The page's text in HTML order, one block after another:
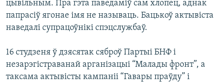
цывільным. Пра гэта паведаміў сам хлопец, аднак
папрасіў ягонае імя не называць. Бацькоў актывіста
наведалі супрацоўнікі спэцслужбаў.
16 студзеня ў дзясятак сяброў Партыі БНФ і
незарэгістраванай арганізацыі “Малады фронт”, а
таксама актывісты кампаніі “Гавары праўду” і